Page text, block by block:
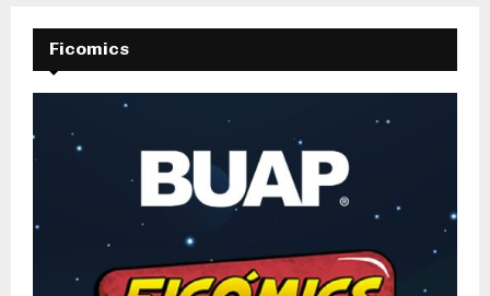
Ficomics